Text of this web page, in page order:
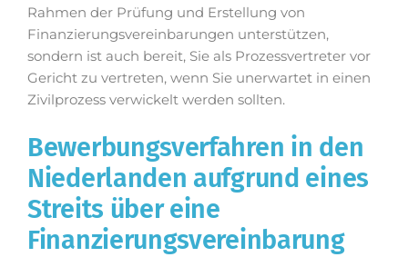
Rahmen der Prüfung und Erstellung von
Finanzierungsvereinbarungen unterstützen,
sondern ist auch bereit, Sie als Prozessvertreter vor
Gericht zu vertreten, wenn Sie unerwartet in einen
Zivilprozess verwickelt werden sollten.
Bewerbungsverfahren in den
Niederlanden aufgrund eines
Streits über eine
Finanzierungsvereinbarung